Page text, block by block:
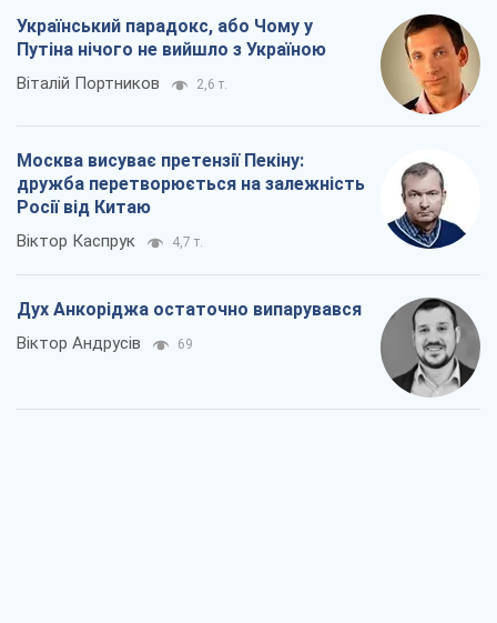
Український парадокс, або Чому у
Путіна нічого не вийшло з Україною
Віталій Портников 2,6 т.
Москва висуває претензії Пекіну:
дружба перетворюється на залежність
Росії від Китаю
Віктор Каспрук 4,7 т.
Дух Анкоріджа остаточно випарувався
Віктор Андрусів 69